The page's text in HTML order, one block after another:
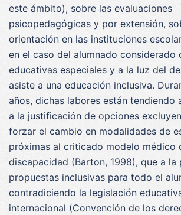
este ámbito), sobre las evaluaciones
psicopedagógicas y por extensión,
orientación en las instituciones
en el caso del alumnado considerado
educativas especiales y a la luz del
asiste a una educación inclusiva.
años, dichas labores están tendiendo
a la justificación de opciones
forzar el cambio en modalidades de
próximas al criticado modelo médico
discapacidad (Barton, 1998), que a la
propuestas inclusivas para todo el
contradiciendo la legislación
internacional (Convención de los